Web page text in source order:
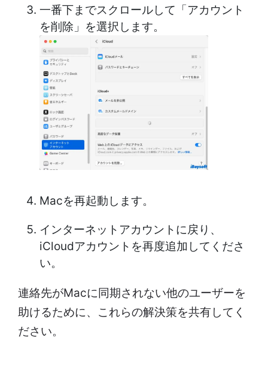
一番下までスクロールして「アカウント
を削除」を選択します。
Macを再起動します。
インターネットアカウントに戻り、
iCloudアカウントを再度追加してくださ
い。
連絡先がMacに同期されない他のユーザーを
助けるために、これらの解決策を共有してく
ださい。